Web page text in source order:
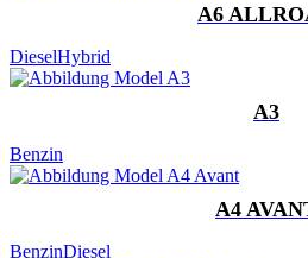
A6
DieselHybrid
A3
Benzin
A4
BenzinDiesel